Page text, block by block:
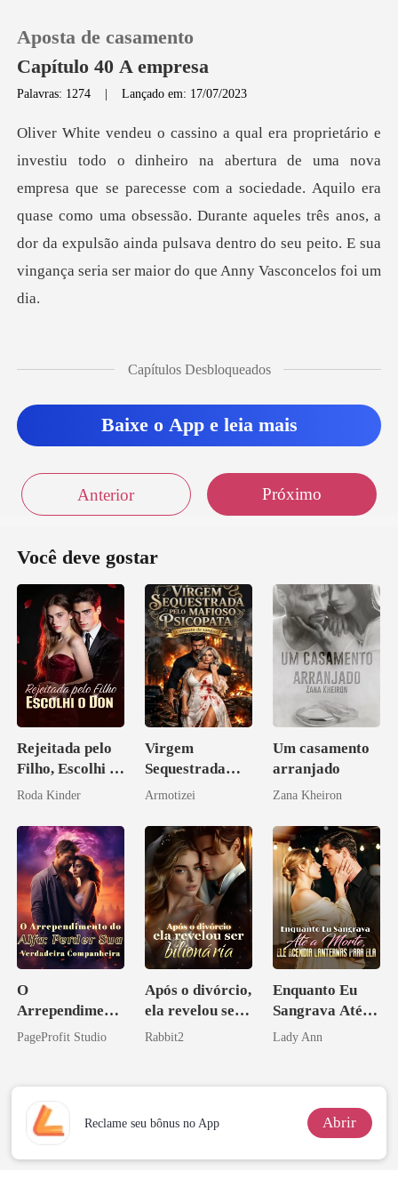
0
Aposta de casamento
Capítulo 40 A empresa
Palavras: 1274 |Lançado em: 17/07/2023
sa que se parecesse com a sociedade. Aquilo era
quase como uma obsessão. Durante aqueles três anos, a
dor da e
Capítulos Desbloqueados
Baixe o App e leia mais
Anterior Próximo
Você deve gostar
Rejeitada pelo
Filho, Escolhi o
Don
Roda Kinder
Virgem
Sequestrada
pelo Mafioso
CONTRATO
DE SANGUE
Armotizei
Um casamento
arranjado
Zana Kheiron
O
Arrependiment
o do Alfa:
Companheira
PageProfit Studio
Após o divórcio,
ela revelou ser
bilionária
Rabbit2
Enquanto Eu
Sangrava Até a
Morte, Ele
Ela
Lady Ann
Reclame seu bônus no App Abrir